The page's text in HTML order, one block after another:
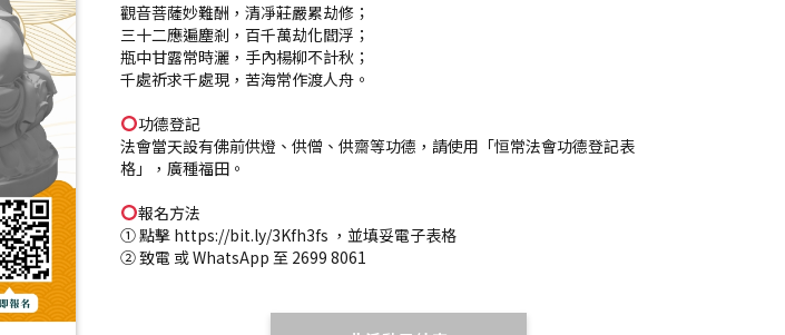
觀音菩薩妙難酬，清凈莊嚴累劫修；
三十二應遍塵剎，百千萬劫化閻浮；
瓶中甘露常時灑，手內楊柳不計秋；
千處祈求千處現，苦海常作渡人舟。
功德登記
法會當天設有佛前供燈、供僧、供齋等功德，請使用「恒常法會功德登記表
格」，廣種福田。
報名方法
① 點擊 https://bit.ly/3Kfh3fs ，並填妥電子表格
② 致電 或 WhatsApp 至 2699 8061